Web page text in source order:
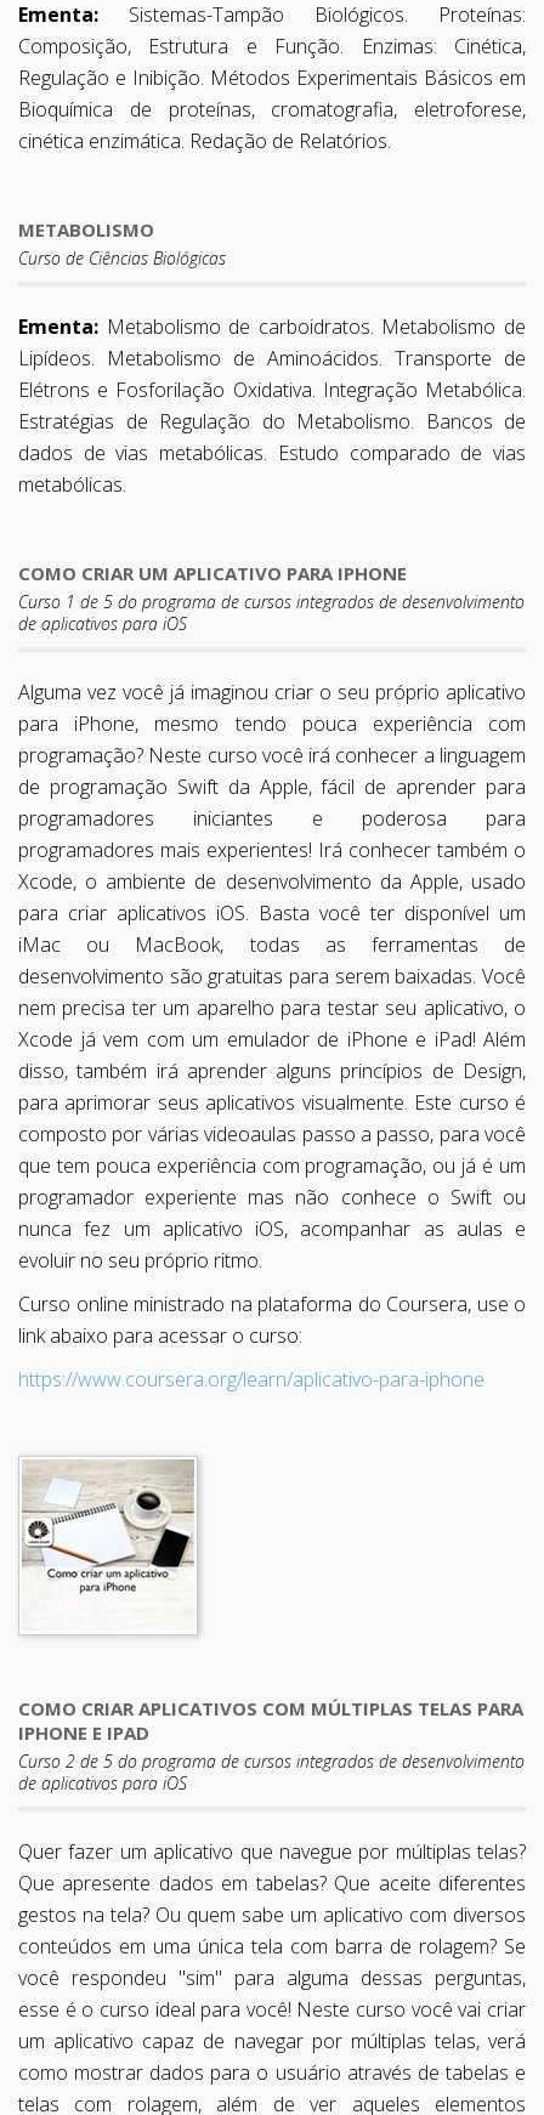
Ementa: Sistemas-Tampão Biológicos. Proteínas:
Composição, Estrutura e Função. Enzimas: Cinética,
Regulação e Inibição. Métodos Experimentais Básicos em
Bioquímica de proteínas, cromatografia, eletroforese,
cinética enzimática. Redação de Relatórios.
METABOLISMO
Curso de Ciências Biológicas
Ementa: Metabolismo de carboidratos. Metabolismo de
Lipídeos. Metabolismo de Aminoácidos. Transporte de
Elétrons e Fosforilação Oxidativa. Integração Metabólica.
Estratégias de Regulação do Metabolismo. Bancos de
dados de vias metabólicas. Estudo comparado de vias
metabólicas.
COMO CRIAR UM APLICATIVO PARA IPHONE
Curso 1 de 5 do programa de cursos integrados de desenvolvimento
de aplicativos para iOS
Alguma vez você já imaginou criar o seu próprio aplicativo
para iPhone, mesmo tendo pouca experiência com
programação? Neste curso você irá conhecer a linguagem
de programação Swift da Apple, fácil de aprender para
programadores iniciantes e poderosa para
programadores mais experientes! Irá conhecer também o
Xcode, o ambiente de desenvolvimento da Apple, usado
para criar aplicativos iOS. Basta você ter disponível um
iMac ou MacBook, todas as ferramentas de
desenvolvimento são gratuitas para serem baixadas. Você
nem precisa ter um aparelho para testar seu aplicativo, o
Xcode já vem com um emulador de iPhone e iPad! Além
disso, também irá aprender alguns princípios de Design,
para aprimorar seus aplicativos visualmente. Este curso é
composto por várias videoaulas passo a passo, para você
que tem pouca experiência com programação, ou já é um
programador experiente mas não conhece o Swift ou
nunca fez um aplicativo iOS, acompanhar as aulas e
evoluir no seu próprio ritmo.
Curso online ministrado na plataforma do Coursera, use o
link abaixo para acessar o curso:
https://www.coursera.org/learn/aplicativo-para-iphone
COMO CRIAR APLICATIVOS COM MÚLTIPLAS TELAS PARA
IPHONE E IPAD
Curso 2 de 5 do programa de cursos integrados de desenvolvimento
de aplicativos para iOS
Quer fazer um aplicativo que navegue por múltiplas telas?
Que apresente dados em tabelas? Que aceite diferentes
gestos na tela? Ou quem sabe um aplicativo com diversos
conteúdos em uma única tela com barra de rolagem? Se
você respondeu "sim" para alguma dessas perguntas,
esse é o curso ideal para você! Neste curso você vai criar
um aplicativo capaz de navegar por múltiplas telas, verá
como mostrar dados para o usuário através de tabelas e
telas com rolagem, além de ver aqueles elementos